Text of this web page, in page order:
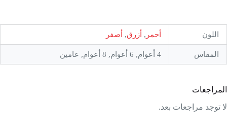
اللون أحمر , أزرق, أصفر
المقاس 4 أعوام, 6 أعوام, 8 أعوام, عامين
المراجعات
لا توجد مراجعات بعد.